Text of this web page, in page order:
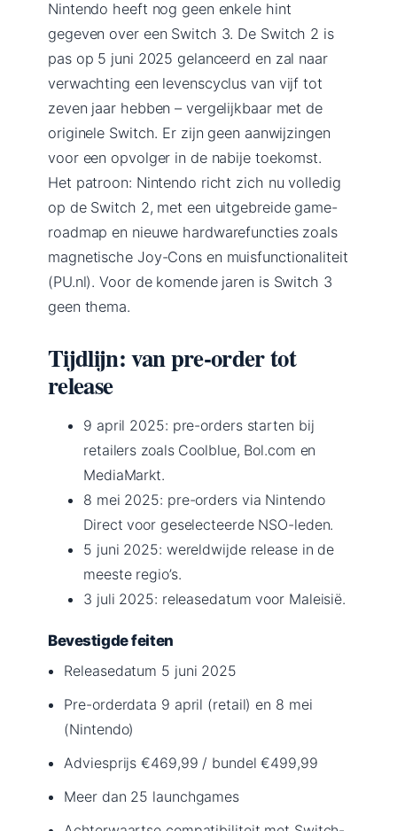
Nintendo heeft nog geen enkele hint
gegeven over een Switch 3. De Switch 2 is
pas op 5 juni 2025 gelanceerd en zal naar
verwachting een levenscyclus van vijf tot
zeven jaar hebben – vergelijkbaar met de
originele Switch. Er zijn geen aanwijzingen
voor een opvolger in de nabije toekomst.
Het patroon: Nintendo richt zich nu volledig
op de Switch 2, met een uitgebreide game-
roadmap en nieuwe hardwarefuncties zoals
magnetische Joy-Cons en muisfunctionaliteit
(PU.nl). Voor de komende jaren is Switch 3
geen thema.
Tijdlijn: van pre-order tot
release
9 april 2025: pre-orders starten bij
retailers zoals Coolblue, Bol.com en
MediaMarkt.
8 mei 2025: pre-orders via Nintendo
Direct voor geselecteerde NSO-leden.
5 juni 2025: wereldwijde release in de
meeste regio’s.
3 juli 2025: releasedatum voor Maleisië.
Bevestigde feiten
Releasedatum 5 juni 2025
Pre-orderdata 9 april (retail) en 8 mei
(Nintendo)
Adviesprijs €469,99 / bundel €499,99
Meer dan 25 launchgames